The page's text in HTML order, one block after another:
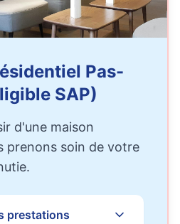
Pas-
SAP)
d'une maison
prenons soin de votre
prestations